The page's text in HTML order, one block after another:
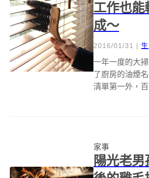
工作也能
成～
2016/01/31 |
一年一度的大
了廚房的油煙
清單第一外，
二遍第三遍……
這項產品瞬間覺
家事
陽光老